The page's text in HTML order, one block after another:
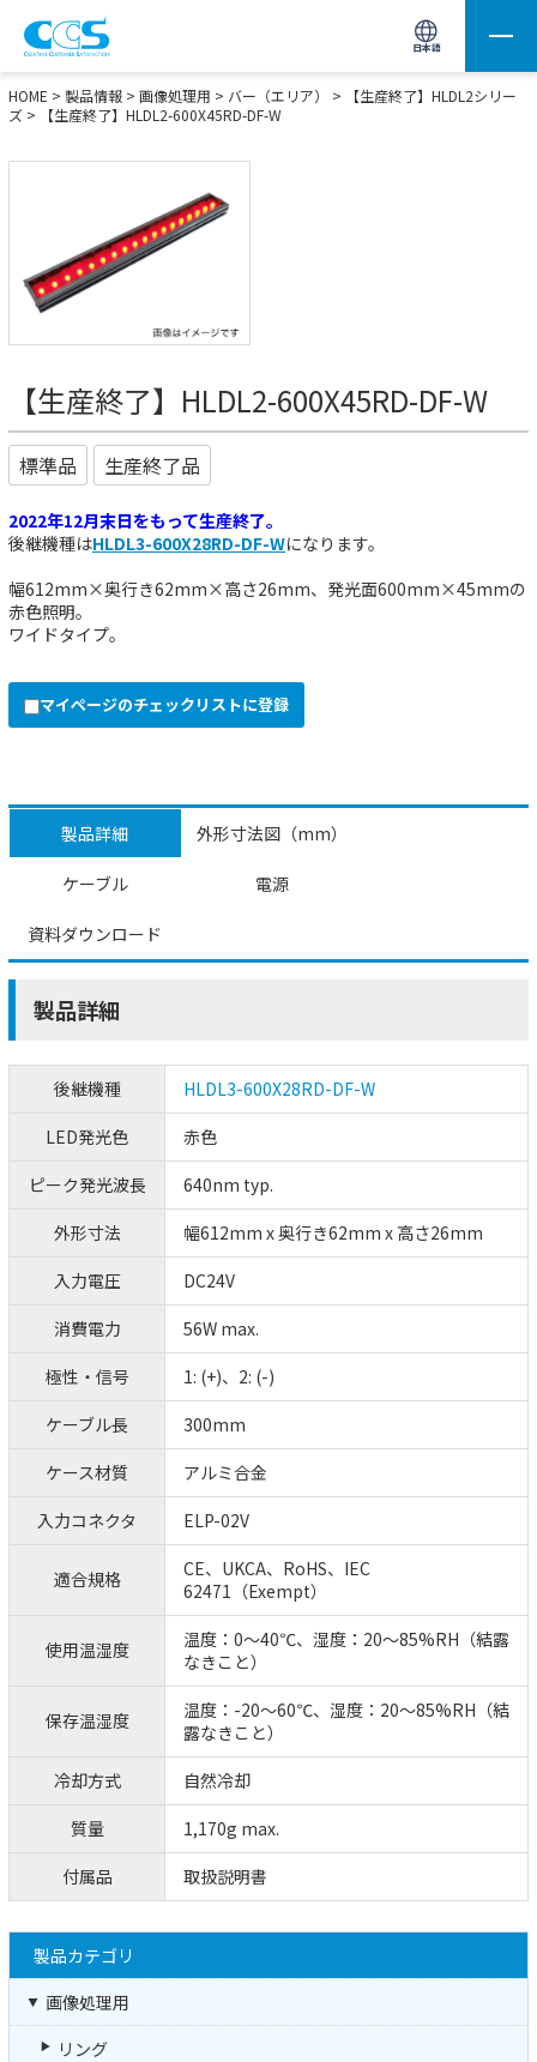
日本語
画像処理用の製品検索 サイト内検索(Enterで実行)
HOME > 製品情報 > 画像処理用 > バー（エリア） >
【生産終了】HLDL2シリー
ズ > 【生産終了】HLDL2-600X45RD-DF-W
【生産終了】HLDL2-600X45RD-DF-W
標準品 生産終了品
2022年12月末日をもって生産終了。
後継機種はHLDL3-600X28RD-DF-Wになります。
幅612mm×奥行き62mm×高さ26mm、発光面600mm×45mmの
赤色照明。
ワイドタイプ。
マイページのチェックリストに登録
製品詳細 外形寸法図（mm）
ケーブル 電源
資料ダウンロード
製品詳細
後継機種
HLDL3-600X28RD-DF-W
LED発光色
赤色
ピーク発光波長
640nm typ.
外形寸法
幅612mm x 奥行き62mm x 高さ26mm
入力電圧
DC24V
消費電力
56W max.
極性・信号
1: (+)、2: (-)
ケーブル長
300mm
ケース材質
アルミ合金
入力コネクタ
ELP-02V
適合規格
CE、UKCA、RoHS、IEC
62471（Exempt）
使用温湿度
温度：0～40℃、湿度：20～85%RH（結露
なきこと）
保存温湿度
温度：-20～60℃、湿度：20～85%RH（結
露なきこと）
冷却方式
自然冷却
質量
1,170g max.
付属品
取扱説明書
製品カテゴリ
画像処理用
リング